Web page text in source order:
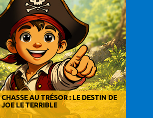
CHASSE AU TRÉSOR : LE DESTIN DE
JOE LE TERRIBLE